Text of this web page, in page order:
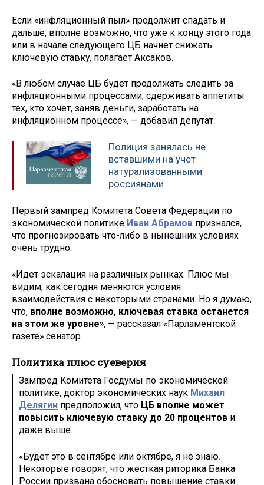
Если «инфляционный пыл» продолжит спадать и
дальше, вполне возможно, что уже к концу этого года
или в начале следующего ЦБ начнет снижать
ключевую ставку, полагает Аксаков.
«В любом случае ЦБ будет продолжать следить за
инфляционными процессами, сдерживать аппетиты
тех, кто хочет, заняв деньги, заработать на
инфляционном процессе», — добавил депутат.
Полиция занялась не
вставшими на учет
натурализованными
россиянами
Первый зампред Комитета Совета Федерации по
экономической политике Иван Абрамов признался,
что прогнозировать что-либо в нынешних условиях
очень трудно.
«Идет эскалация на различных рынках. Плюс мы
видим, как сегодня меняются условия
взаимодействия с некоторыми странами. Но я думаю,
что, вполне возможно, ключевая ставка останется
на этом же уровне», — рассказал «Парламентской
газете» сенатор.
Политика плюс суеверия
Зампред Комитета Госдумы по экономической
политике, доктор экономических наук Михаил
Делягин предположил, что ЦБ вполне может
повысить ключевую ставку до 20 процентов и
даже выше.
«Будет это в сентябре или октябре, я не знаю.
Некоторые говорят, что жесткая риторика Банка
России призвана обосновать повышение ставки